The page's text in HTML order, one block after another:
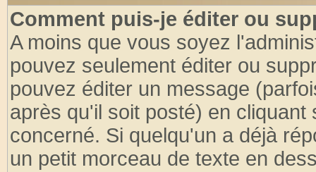
Comment puis-je éditer ou
A moins que vous soyez
pouvez seulement éditer ou
pouvez éditer un message
après qu'il soit posté) en
concerné. Si quelqu'un a déjà
un petit morceau de texte en